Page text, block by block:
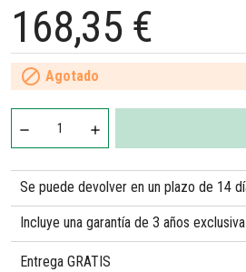
168,35 €
 Agotado
Se puede devolver en un plazo de 14
Incluye una garantía de 3 años
Entrega GRATIS